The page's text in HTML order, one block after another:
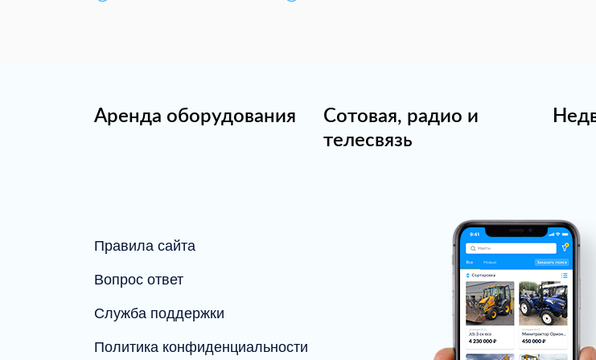
Аренда оборудования
Сотовая, радио и
телесвязь
Правила сайта
Вопрос ответ
Служба поддержки
Политика конфиденциальности